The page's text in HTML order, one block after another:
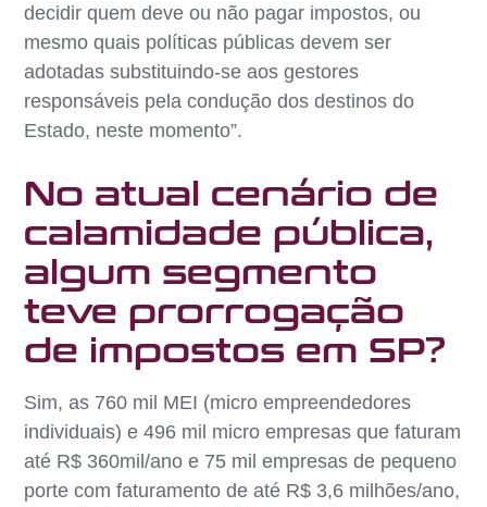
decidir quem deve ou não pagar impostos, ou
mesmo quais políticas públicas devem ser
adotadas substituindo-se aos gestores
responsáveis pela condução dos destinos do
Estado, neste momento”.
No atual cenário de
calamidade pública,
algum segmento
teve prorrogação
de impostos em SP?
Sim, as 760 mil MEI (micro empreendedores
individuais) e 496 mil micro empresas que faturam
até R$ 360mil/ano e 75 mil empresas de pequeno
porte com faturamento de até R$ 3,6 milhões/ano,